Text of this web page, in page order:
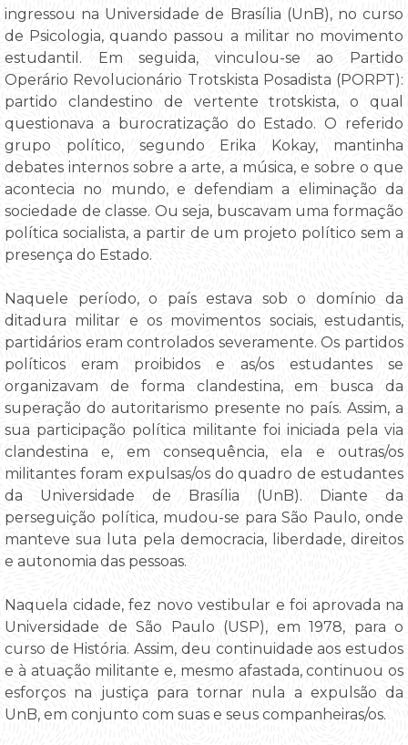
ingressou na Universidade de Brasília (UnB), no curso
de Psicologia, quando passou a militar no movimento
estudantil. Em seguida, vinculou-se ao Partido
Operário Revolucionário Trotskista Posadista (PORPT):
partido clandestino de vertente trotskista, o qual
questionava a burocratização do Estado. O referido
grupo político, segundo Erika Kokay, mantinha
debates internos sobre a arte, a música, e sobre o que
acontecia no mundo, e defendiam a eliminação da
sociedade de classe. Ou seja, buscavam uma formação
política socialista, a partir de um projeto político sem a
presença do Estado.
Naquele período, o país estava sob o domínio da
ditadura militar e os movimentos sociais, estudantis,
partidários eram controlados severamente. Os partidos
políticos eram proibidos e as/os estudantes se
organizavam de forma clandestina, em busca da
superação do autoritarismo presente no país. Assim, a
sua participação política militante foi iniciada pela via
clandestina e, em consequência, ela e outras/os
militantes foram expulsas/os do quadro de estudantes
da Universidade de Brasília (UnB). Diante da
perseguição política, mudou-se para São Paulo, onde
manteve sua luta pela democracia, liberdade, direitos
e autonomia das pessoas.
Naquela cidade, fez novo vestibular e foi aprovada na
Universidade de São Paulo (USP), em 1978, para o
curso de História. Assim, deu continuidade aos estudos
e à atuação militante e, mesmo afastada, continuou os
esforços na justiça para tornar nula a expulsão da
UnB, em conjunto com suas e seus companheiras/os.